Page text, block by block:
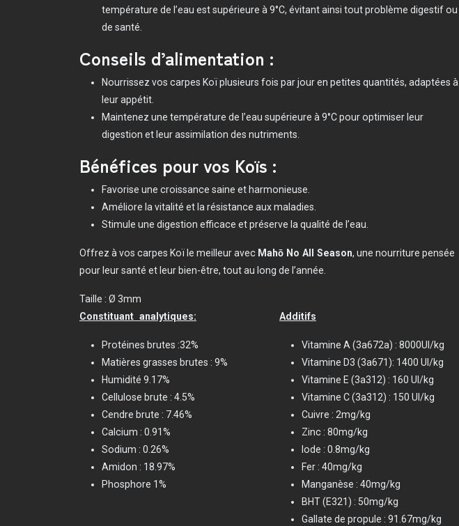
température de l’eau est supérieure à 9°C, évitant ainsi tout problème digestif ou
de santé.
Conseils d’alimentation :
Nourrissez vos carpes Koï plusieurs fois par jour en petites quantités, adaptées à
leur appétit.
Maintenez une température de l’eau supérieure à 9°C pour optimiser leur
digestion et leur assimilation des nutriments.
Bénéfices pour vos Koïs :
Favorise une croissance saine et harmonieuse.
Améliore la vitalité et la résistance aux maladies.
Stimule une digestion efficace et préserve la qualité de l’eau.
Offrez à vos carpes Koï le meilleur avec Mahō No All Season, une nourriture pensée
pour leur santé et leur bien-être, tout au long de l’année.
Taille : Ø 3mm
Constituant analytiques:
Protéines brutes :32%
Matières grasses brutes : 9%
Humidité 9.17%
Cellulose brute : 4.5%
Cendre brute : 7.46%
Calcium : 0.91%
Sodium : 0.26%
Amidon : 18.97%
Phosphore 1%
Additifs
Vitamine A (3a672a) : 8000UI/kg
Vitamine D3 (3a671): 1400 UI/kg
Vitamine E (3a312) : 160 UI/kg
Vitamine C (3a312) : 150 UI/kg
Cuivre : 2mg/kg
Zinc : 80mg/kg
Iode : 0.8mg/kg
Fer : 40mg/kg
Manganèse : 40mg/kg
BHT (E321) : 50mg/kg
Gallate de propule : 91.67mg/kg